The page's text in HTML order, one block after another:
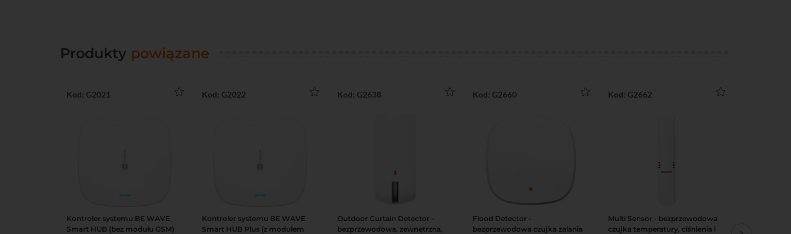
Produkty powiązane
Kod: G2021
Do koszyka Podgląd
Kontroler systemu BE WAVE
Smart HUB (bez modułu GSM)
Kod: G2022
Podgląd
Kontroler systemu BE WAVE
Smart HUB Plus (z modułem
Kod: G2638
Do koszyka Podgląd
Outdoor Curtain Detector -
bezprzewodowa, zewnętrzna,
Kod: G2660
Do koszyka Podgląd
Flood Detector -
bezprzewodowa czujka zalania
Kod: G2662
Do koszyka Podgląd
Multi Sensor - bezprzewodowa
czujka temperatury, ciśnienia i